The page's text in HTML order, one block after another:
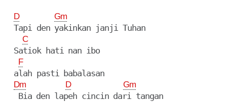
D Gm
  Tapi den yakinkan janji Tuhan
C
  Satiok hati nan ibo
F
  alah pasti babalasan
Dm D Gm
   Bia den lapeh cincin dari tangan